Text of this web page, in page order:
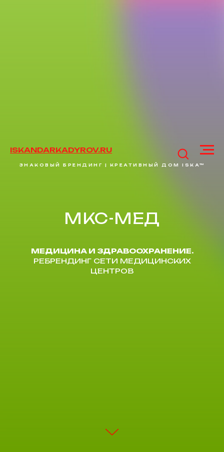
ISKANDARKADYROV.RU
ЗНАКОВЫЙ БРЕНДИНГ | КРЕАТИВНЫЙ ДОМ ISKA™
МКС-МЕД
МЕДИЦИНА И ЗДРАВООХРАНЕНИЕ.
РЕБРЕНДИНГ СЕТИ МЕДИЦИНСКИХ
ЦЕНТРОВ